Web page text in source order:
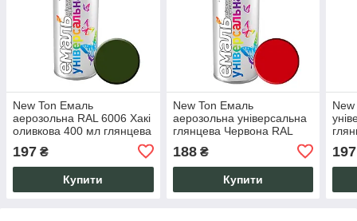
New Ton Емаль
аерозольна RAL 6006 Хакі
оливкова 400 мл глянцева
швидковисихаюча стійка
алкідна
197 ₴
Купити
New Ton Емаль
аерозольна універсальна
глянцева Червона RAL
швидковисихаюча, 400 мл
188₴
Купити
197